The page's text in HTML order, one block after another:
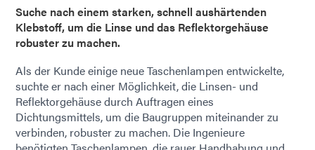
Suche nach einem starken, schnell aushärtenden
Klebstoff, um die Linse und das Reflektorgehäuse
robuster zu machen.
Als der Kunde einige neue Taschenlampen entwickelte,
suchte er nach einer Möglichkeit, die Linsen- und
Reflektorgehäuse durch Auftragen eines
Dichtungsmittels, um die Baugruppen miteinander zu
verbinden, robuster zu machen. Die Ingenieure